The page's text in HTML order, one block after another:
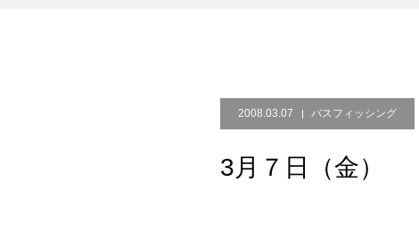
2008.03.07 バスフィッシング
3月７日（金）